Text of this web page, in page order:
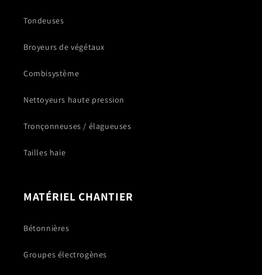
Tondeuses
Broyeurs de végétaux
Combisystème
Nettoyeurs haute pression
Tronçonneuses / élagueuses
Tailles haie
MATÉRIEL CHANTIER
Bétonnières
Groupes électrogènes